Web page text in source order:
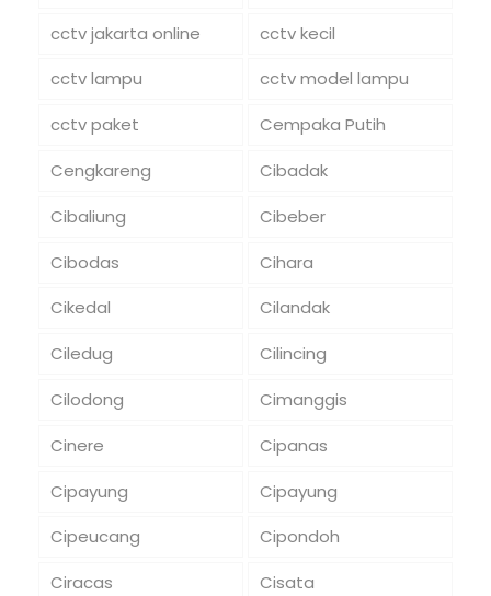
cctv jakarta online
cctv kecil
cctv lampu
cctv model lampu
cctv paket
Cempaka Putih
Cengkareng
Cibadak
Cibaliung
Cibeber
Cibodas
Cihara
Cikedal
Cilandak
Ciledug
Cilincing
Cilodong
Cimanggis
Cinere
Cipanas
Cipayung
Cipayung
Cipeucang
Cipondoh
Ciracas
Cisata